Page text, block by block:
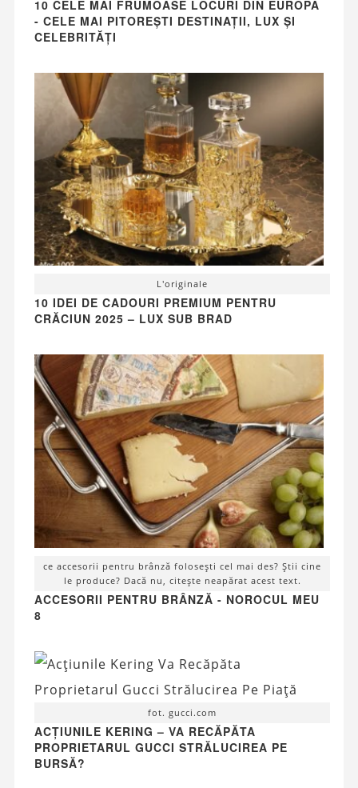
10 CELE MAI FRUMOASE LOCURI DIN EUROPA
- CELE MAI PITOREȘTI DESTINAȚII, LUX ȘI
CELEBRITĂȚI
L'originale
10 IDEI DE CADOURI PREMIUM PENTRU
CRĂCIUN 2025 – LUX SUB BRAD
ce accesorii pentru brânză folosești cel mai des? Știi cine
le produce? Dacă nu, citește neapărat acest text.
ACCESORII PENTRU BRÂNZĂ - NOROCUL MEU
8
fot. gucci.com
ACȚIUNILE KERING – VA RECĂPĂTA
PROPRIETARUL GUCCI STRĂLUCIREA PE
BURSĂ?